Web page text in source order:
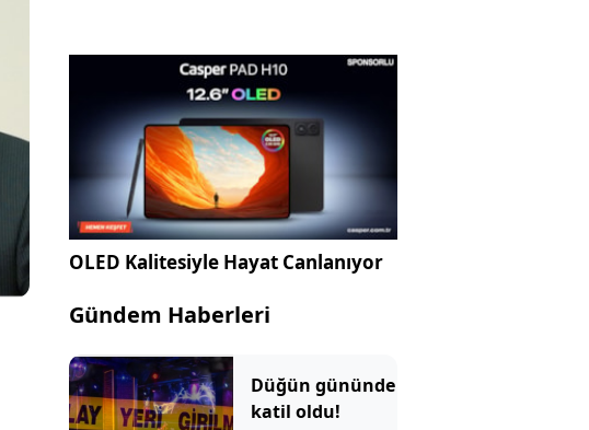
OLED Kalitesiyle Hayat Canlanıyor
Gündem Haberleri
Düğün gününde
katil oldu!